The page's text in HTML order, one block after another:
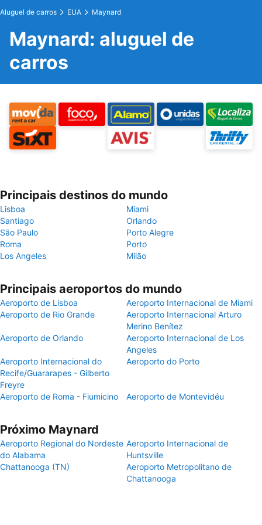
Aluguel de carros EUA Maynard
Maynard: aluguel de
carros
Principais destinos do mundo
Lisboa
Miami
Santiago
Orlando
São Paulo
Porto Alegre
Roma
Porto
Los Angeles
Milão
Principais aeroportos do mundo
Aeroporto de Lisboa
Aeroporto Internacional de Miami
Aeroporto de Rio Grande
Aeroporto Internacional Arturo
Merino Benítez
Aeroporto de Orlando
Aeroporto Internacional de Los
Angeles
Aeroporto Internacional do
Recife/Guararapes - Gilberto
Freyre
Aeroporto do Porto
Aeroporto de Roma - Fiumicino Aeroporto de Montevidéu
Próximo Maynard
Aeroporto Regional do Nordeste
do Alabama
Aeroporto Internacional de
Huntsville
Chattanooga (TN)
Aeroporto Metropolitano de
Chattanooga